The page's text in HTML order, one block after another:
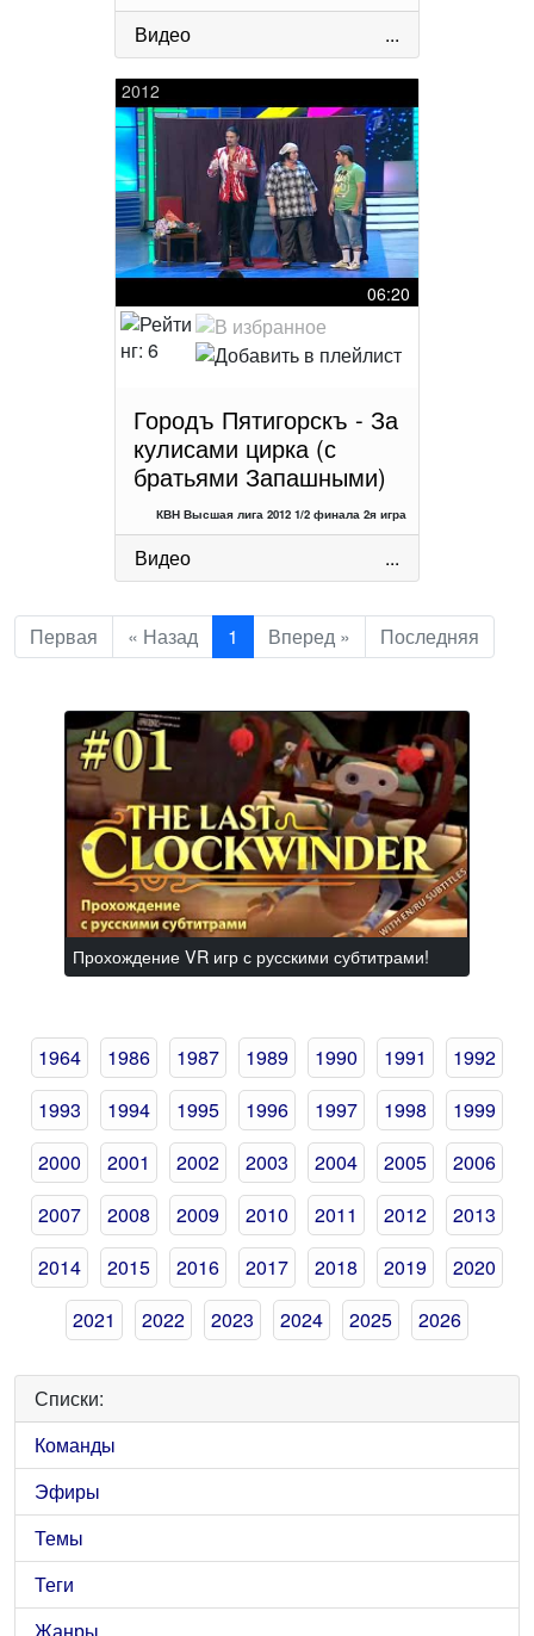
Видео ...
2012
06:20
Городъ Пятигорскъ - За
кулисами цирка (с
братьями Запашными)
КВН Высшая лига 2012 1/2 финала 2я игра
Видео ...
Первая « Назад 1 Вперед » Последняя
Прохождение VR игр с русскими субтитрами!
1964 1986 1987 1989 1990 1991
1992
1993
1994 1995 1996 1997 1998
1999
2000
2001 2002 2003 2004 2005
2006
2007
2008 2009 2010 2011 2012
2013
2014
2015 2016 2017 2018 2019
2020
2021
2022 2023 2024 2025 2026
Списки:
Команды
Эфиры
Темы
Теги